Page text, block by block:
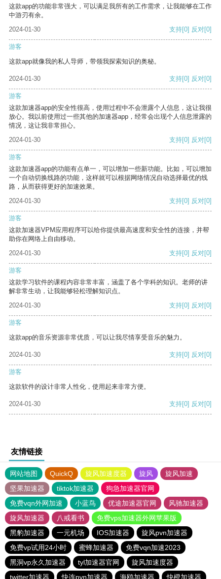
这款app的功能非常强大，可以满足我所有的工作需求，让我能够在工作
中游刃有余。
2024-01-30
支持[0] 反对[0]
游客
这款app就像我的私人导师，带领我探索知识的奥秘。
2024-01-30 支持[0] 反对[0]
游客
这款加速器app的安全性很高，使用过程中不会泄露个人信息，这让我很
放心。我以前使用过一些其他的加速器app，经常会出现个人信息泄露的
情况，这让我非常担心。
2024-01-30
支持[0] 反对[0]
游客
这款加速器app的功能有点单一，可以增加一些新功能。比如，可以增加
一个自动切换线路的功能，这样就可以根据网络情况自动选择最优的线
路，从而获得更好的加速效果。
2024-01-30
支持[0] 反对[0]
游客
这款加速器VPM应用程序可以给你提供最高速度和安全性的连接，并帮
助你在网络上自由移动。
2024-01-30
支持[0] 反对[0]
游客
这款学习软件的课程内容非常丰富，涵盖了各个学科的知识。老师的讲
解非常生动，让我能够轻松理解知识点。
2024-01-30
支持[0] 反对[0]
游客
这款app的音乐资源非常优质，可以让我尽情享受音乐的魅力。
2024-01-30 支持[0] 反对[0]
游客
这款软件的设计非常人性化，使用起来非常方便。
2024-01-30 支持[0] 反对[0]
友情链接
网站地图 QuickQ 旋风加速度器 旋风
旋风加速
坚果加速器
tiktok加速器
狗急加速器官网
免费vqn外网加速
小蓝鸟 优途加速器官网
风驰加速器
旋风加速器
八戒看书
免费vps加速器外网苹果版
黑豹加速器
一元机场 IOS加速器
旋风pvn加速器
免费vp试用24小时
蜜蜂加速器
免费vqn加速2023
黑洞vp永久加速器
tyl加速器官网
旋风加速度器
twitter加速器
快连pvn加速器 海鸥加速器 快橙加速器